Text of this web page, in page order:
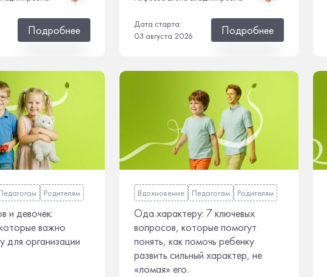
Подробнее
Дата старта:
03 августа 2026
Подробнее
Родителям
и девочек:
важно
для организации
Вдохновение Педагогам Родителям
Ода характеру: 7 ключевых
вопросов, которые помогут
понять, как помочь ребенку
развить сильный характер, не
«ломая» его.